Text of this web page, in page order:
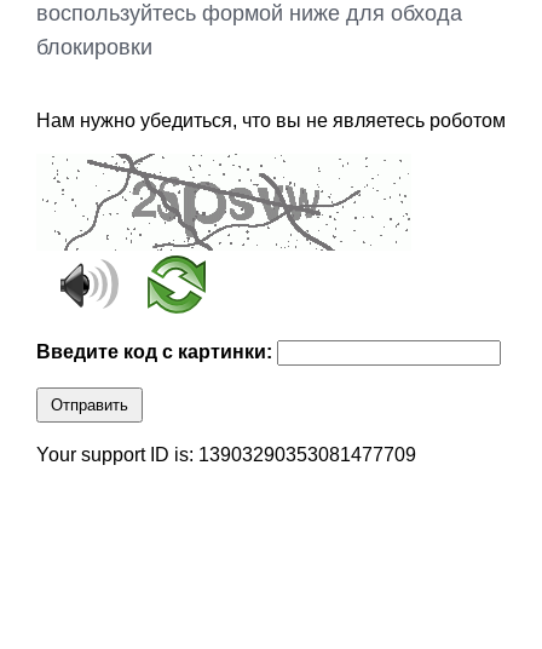
воспользуйтесь формой ниже для обхода
блокировки
Нам нужно убедиться, что вы не являетесь роботом
Введите код с картинки:
Отправить
Your support ID is: 13903290353081477709